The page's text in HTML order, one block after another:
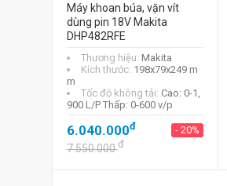
Máy khoan búa, vặn vít
dùng pin 18V Makita
DHP482RFE
Thương hiệu: Makita
Kích thước: 198x79x249 m
m
Tốc độ không tải: Cao: 0-1,
900 L/P Thấp: 0-600 v/p
6.040.000đ - 20%
7.550.000đ